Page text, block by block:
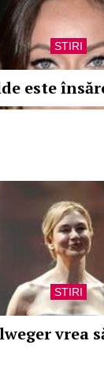
STIRI
este
STIRI
vrea